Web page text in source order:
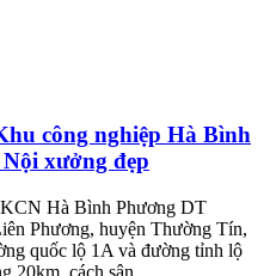
công nghiệp Hà Bình
xưởng đẹp
Hà Bình Phương DT
Phương, huyện Thường Tín,
quốc lộ 1A và đường tỉnh lộ
20km, cách sân...